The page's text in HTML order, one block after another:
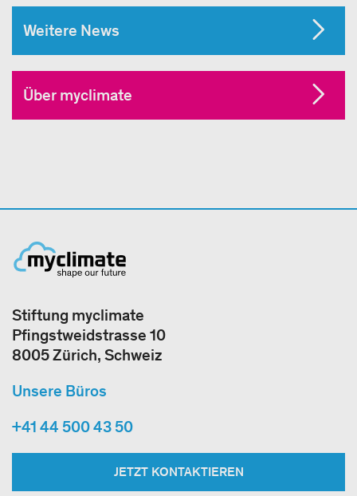
Weitere News
Über myclimate
Stiftung myclimate
Pfingstweidstrasse 10
8005 Zürich, Schweiz
Unsere Büros
+41 44 500 43 50
JETZT KONTAKTIEREN